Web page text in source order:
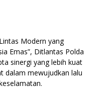
Modern yang
Emas”, Ditlantas Polda
sinergi yang lebih kuat
dalam mewujudkan lalu